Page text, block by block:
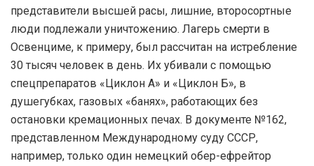
представители высшей расы, лишние, второсортные
люди подлежали уничтожению. Лагерь смерти в
Освенциме, к примеру, был рассчитан на истребление
30 тысяч человек в день. Их убивали с помощью
спецпрепаратов «Циклон А» и «Циклон Б», в
душегубках, газовых «банях», работающих без
остановки кремационных печах. В документе №162,
представленном Международному суду СССР,
например, только один немецкий обер-ефрейтор